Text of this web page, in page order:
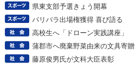
県東支部予選きょう開幕
パリパラ出場権獲得 喜び語る
高校生へ「ドローン実践講座」
蒲郡市へ廃棄野菜由来の文具寄贈
藤原俊男氏が文科大臣表彰